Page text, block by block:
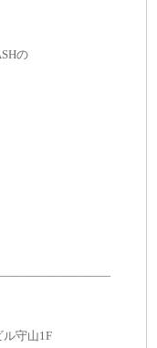
の
守山1F